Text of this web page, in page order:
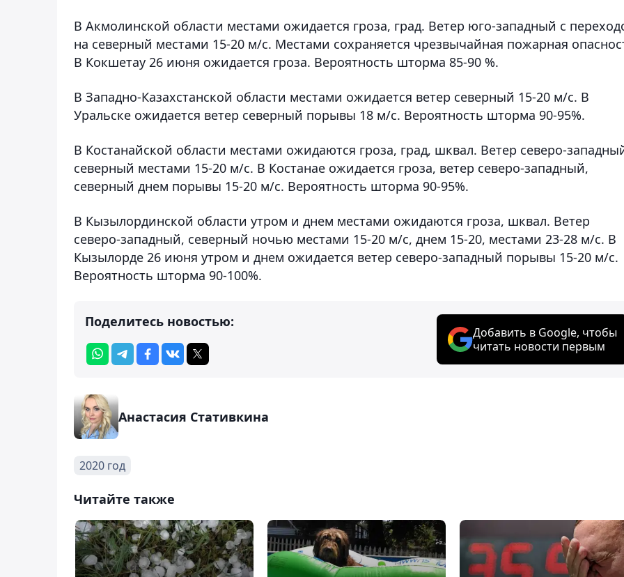
В Акмолинской области местами ожидается гроза, град. Ветер юго-западный с
на северный местами 15-20 м/с. Местами сохраняется чрезвычайная пожарная
В Кокшетау 26 июня ожидается гроза. Вероятность шторма 85-90 %.
В Западно-Казахстанской области местами ожидается ветер северный 15-20 м/с. В
Уральске ожидается ветер северный порывы 18 м/с. Вероятность шторма 90-95%.
В Костанайской области местами ожидаются гроза, град, шквал. Ветер северо-
северный местами 15-20 м/с. В Костанае ожидается гроза, ветер северо-западный,
северный днем порывы 15-20 м/с. Вероятность шторма 90-95%.
В Кызылординской области утром и днем местами ожидаются гроза, шквал. Ветер
северо-западный, северный ночью местами 15-20 м/с, днем 15-20, местами 23-28 м/с. В
Кызылорде 26 июня утром и днем ожидается ветер северо-западный порывы 15-20 м/с.
Вероятность шторма 90-100%.
Поделитесь новостью:
Добавить в Google, чтобы
читать новости первым
Анастасия Стативкина
2020 год
Читайте также